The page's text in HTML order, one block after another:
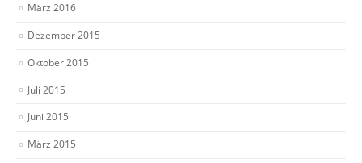
März 2016
Dezember 2015
Oktober 2015
Juli 2015
Juni 2015
März 2015